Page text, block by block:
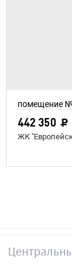
помещение №
442 350
ЖК